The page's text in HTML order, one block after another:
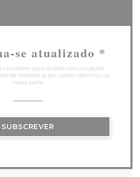
se atualizado *
newsletter para receber comunicações
de marketing por correio eletrónico da
nossa parte.
SUBSCREVER